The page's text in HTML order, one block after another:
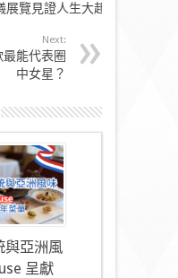
覽見證人生大起
Next:
最能代表圈
中女星？
與亞洲風
呈獻